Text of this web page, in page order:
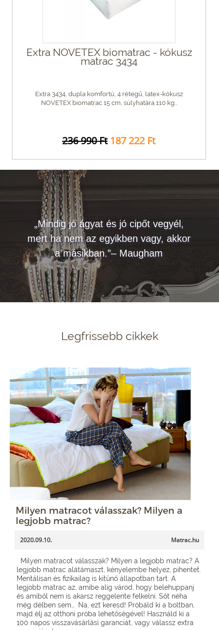
Extra NOVETEX biomatrac - kókusz
matrac 3434
Extra 3434, dupla komfortú, 4 rétegű, latex-kókusz
NOVETEX biomatrac 15 cm, súlyhatára 110 kg...
236 990 Ft 187 222 Ft
„Mindig jó ágyat és jó cipőt vegyél,
mert ha nem az egyikben vagy, akkor
a másikban.”– Maugham
Legfrissebb cikkek
Milyen matracot válasszak? Milyen a
legjobb matrac?
2020.09.10. Matrac.hu
Milyen matracot válasszak? Milyen a legjobb matrac? A
legjobb matrac alátámaszt, kényelembe helyez, pihentet.
Mentálisan és fizikailag is kitűnő állapotban tart. A
legjobb matrac az, amibe alig várod, hogy belehuppanj
és amiből nem is akarsz reggelente felkelni. Sőt néha
még délben sem… Na, ezt keresd! Próbáld ki a boltban,
majd élj az otthoni próba lehetőségével! Használd ki a
100 napos visszavásárlási garanciát, vagy válassz extra